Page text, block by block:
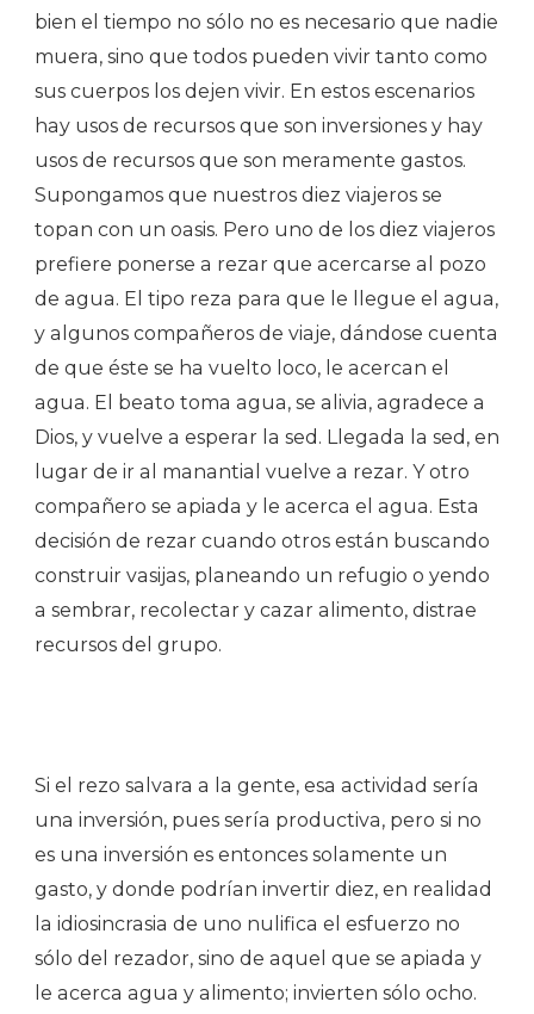
bien el tiempo no sólo no es necesario que nadie
muera, sino que todos pueden vivir tanto como
sus cuerpos los dejen vivir. En estos escenarios
hay usos de recursos que son inversiones y hay
usos de recursos que son meramente gastos.
Supongamos que nuestros diez viajeros se
topan con un oasis. Pero uno de los diez viajeros
prefiere ponerse a rezar que acercarse al pozo
de agua. El tipo reza para que le llegue el agua,
y algunos compañeros de viaje, dándose cuenta
de que éste se ha vuelto loco, le acercan el
agua. El beato toma agua, se alivia, agradece a
Dios, y vuelve a esperar la sed. Llegada la sed, en
lugar de ir al manantial vuelve a rezar. Y otro
compañero se apiada y le acerca el agua. Esta
decisión de rezar cuando otros están buscando
construir vasijas, planeando un refugio o yendo
a sembrar, recolectar y cazar alimento, distrae
recursos del grupo.
Si el rezo salvara a la gente, esa actividad sería
una inversión, pues sería productiva, pero si no
es una inversión es entonces solamente un
gasto, y donde podrían invertir diez, en realidad
la idiosincrasia de uno nulifica el esfuerzo no
sólo del rezador, sino de aquel que se apiada y
le acerca agua y alimento; invierten sólo ocho.